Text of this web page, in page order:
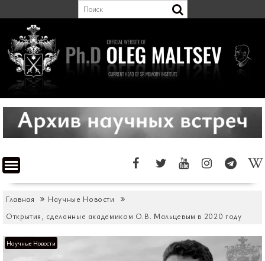
к
содержимому
Главная
Научные Новости
Открытия, сделанные академиком О.В. Мальцевым в 2020 году
Научные Новости